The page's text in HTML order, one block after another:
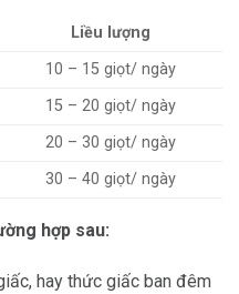
Liều lượng
10 – 15 giọt/ ngày
15 – 20 giọt/ ngày
20 – 30 giọt/ ngày
30 – 40 giọt/ ngày
hợp sau:
hay thức giấc ban đêm